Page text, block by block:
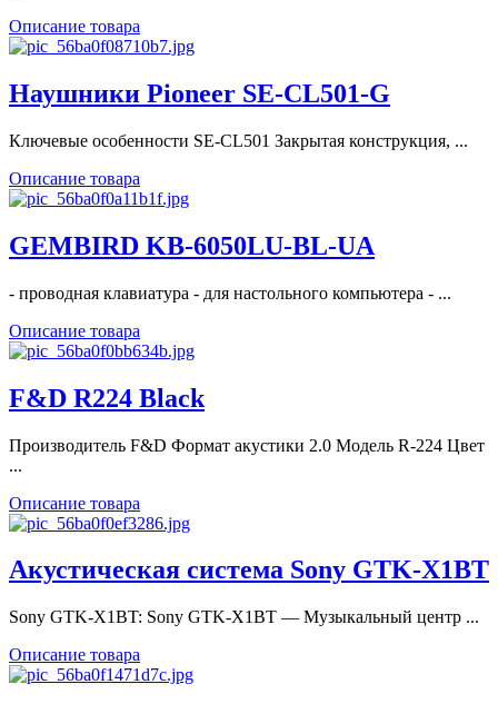
Описание товара
Наушники Pioneer SE-CL501-G
Ключевые особенности SE-CL501 Закрытая конструкция, ...
Описание товара
GEMBIRD KB-6050LU-BL-UA
- проводная клавиатура - для настольного компьютера - ...
Описание товара
F&D R224 Black
Производитель F&D Формат акустики 2.0 Модель R-224 Цвет
...
Описание товара
Акустическая система Sony GTK-X1BT
Sony GTK-X1BT: Sony GTK-X1BT — Музыкальный центр ...
Описание товара